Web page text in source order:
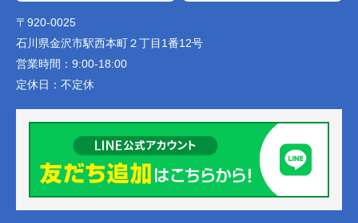
〒920-0025
石川県金沢市駅西本町２丁目1番12号
営業時間： 9:00-18:00
定休日： 不定休